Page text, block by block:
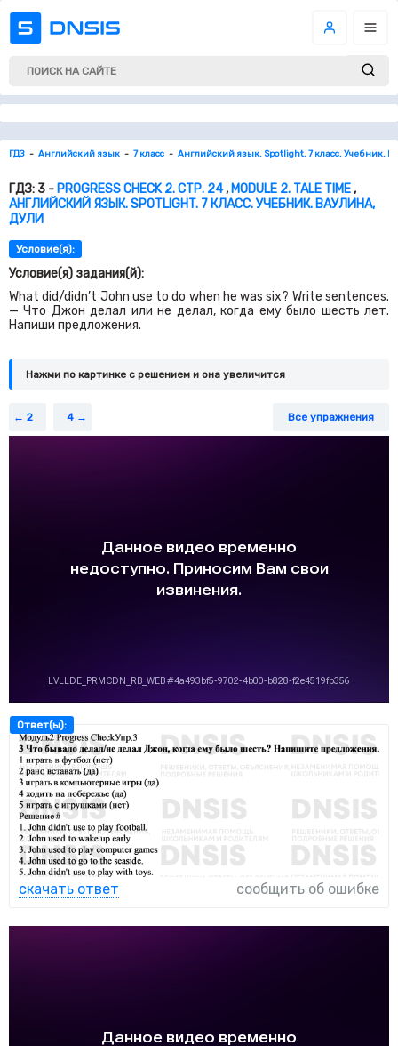
ГДЗ Английский язык 7 класс Английский язык. Spotlight. 7 класс. Учебник.
ГДЗ: 3 - PROGRESS CHECK 2. СТР. 24, MODULE 2. TALE TIME,
АНГЛИЙСКИЙ ЯЗЫК. SPOTLIGHT. 7 КЛАСС. УЧЕБНИК. ВАУЛИНА,
ДУЛИ
Условие(я):
Условие(я) задания(й):
What did/didn’t John use to do when he was six? Write sentences.
— Что Джон делал или не делал, когда ему было шесть лет.
Напиши предложения.
Нажми по картинке c решением и она увеличится
2 4 Все упражнения
Ответ(ы):
скачать ответ сообщить об ошибке